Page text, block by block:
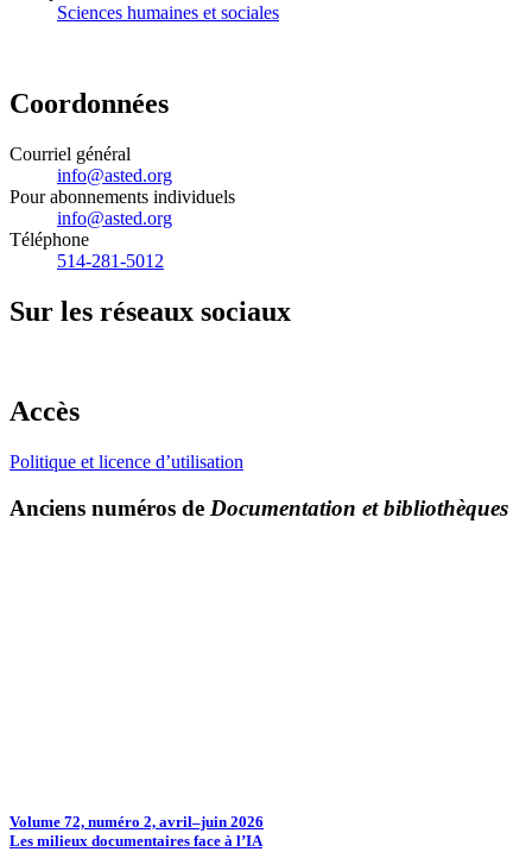
Sciences humaines et sociales
Coordonnées
Courriel général
info@asted.org
Pour abonnements individuels
info@asted.org
Téléphone
514-281-5012
Sur les réseaux sociaux
Accès
Politique et licence d’utilisation
Anciens numéros de Documentation et bibliothèques
Volume 72, numéro 2, avril–juin 2026
Les milieux documentaires face à l’IA